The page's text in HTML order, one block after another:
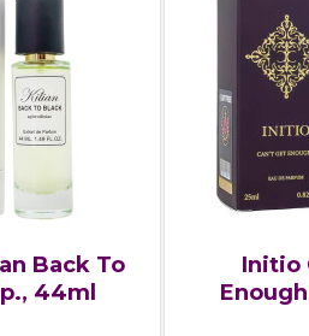
Back To
44ml
Initio